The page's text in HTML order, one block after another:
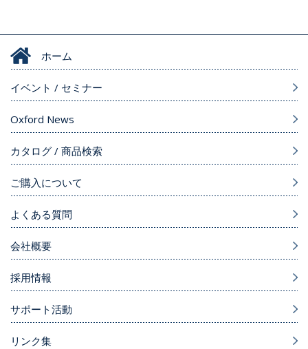
ホーム
イベント / セミナー
Oxford News
カタログ / 商品検索
ご購入について
よくある質問
会社概要
採用情報
サポート活動
リンク集